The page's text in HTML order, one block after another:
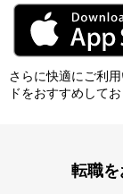
さらに快適にご利
ドをおすすめしてお
転職